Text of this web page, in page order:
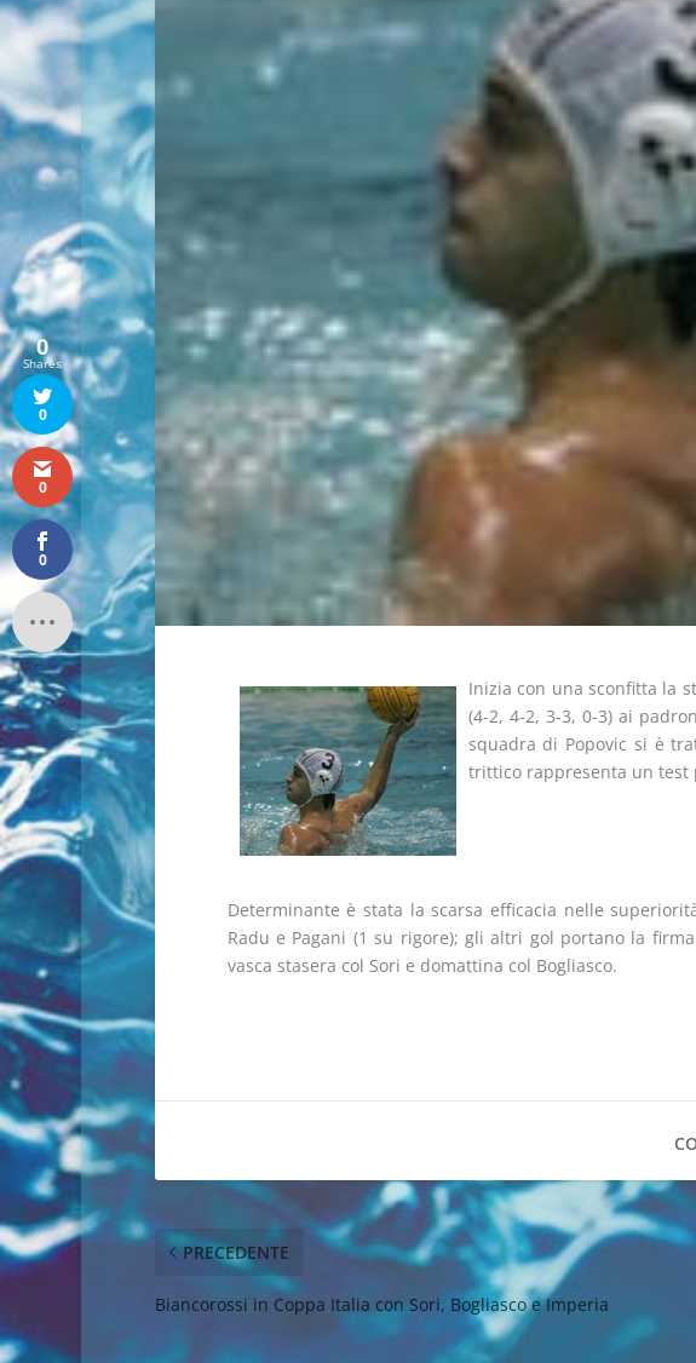
Inizia con una sconfitta la
(4-2, 4-2, 3-3, 0-3) ai
squadra di Popovic si è
trittico rappresenta un test
Determinante è stata la scarsa efficacia nelle
Radu e Pagani (1 su rigore); gli altri gol portano la
vasca stasera col Sori e domattina col Bogliasco.
PRECEDENTE
Biancorossi in Coppa Italia con Sori, Bogliasco e Imperia
0
Shares
0
0
0